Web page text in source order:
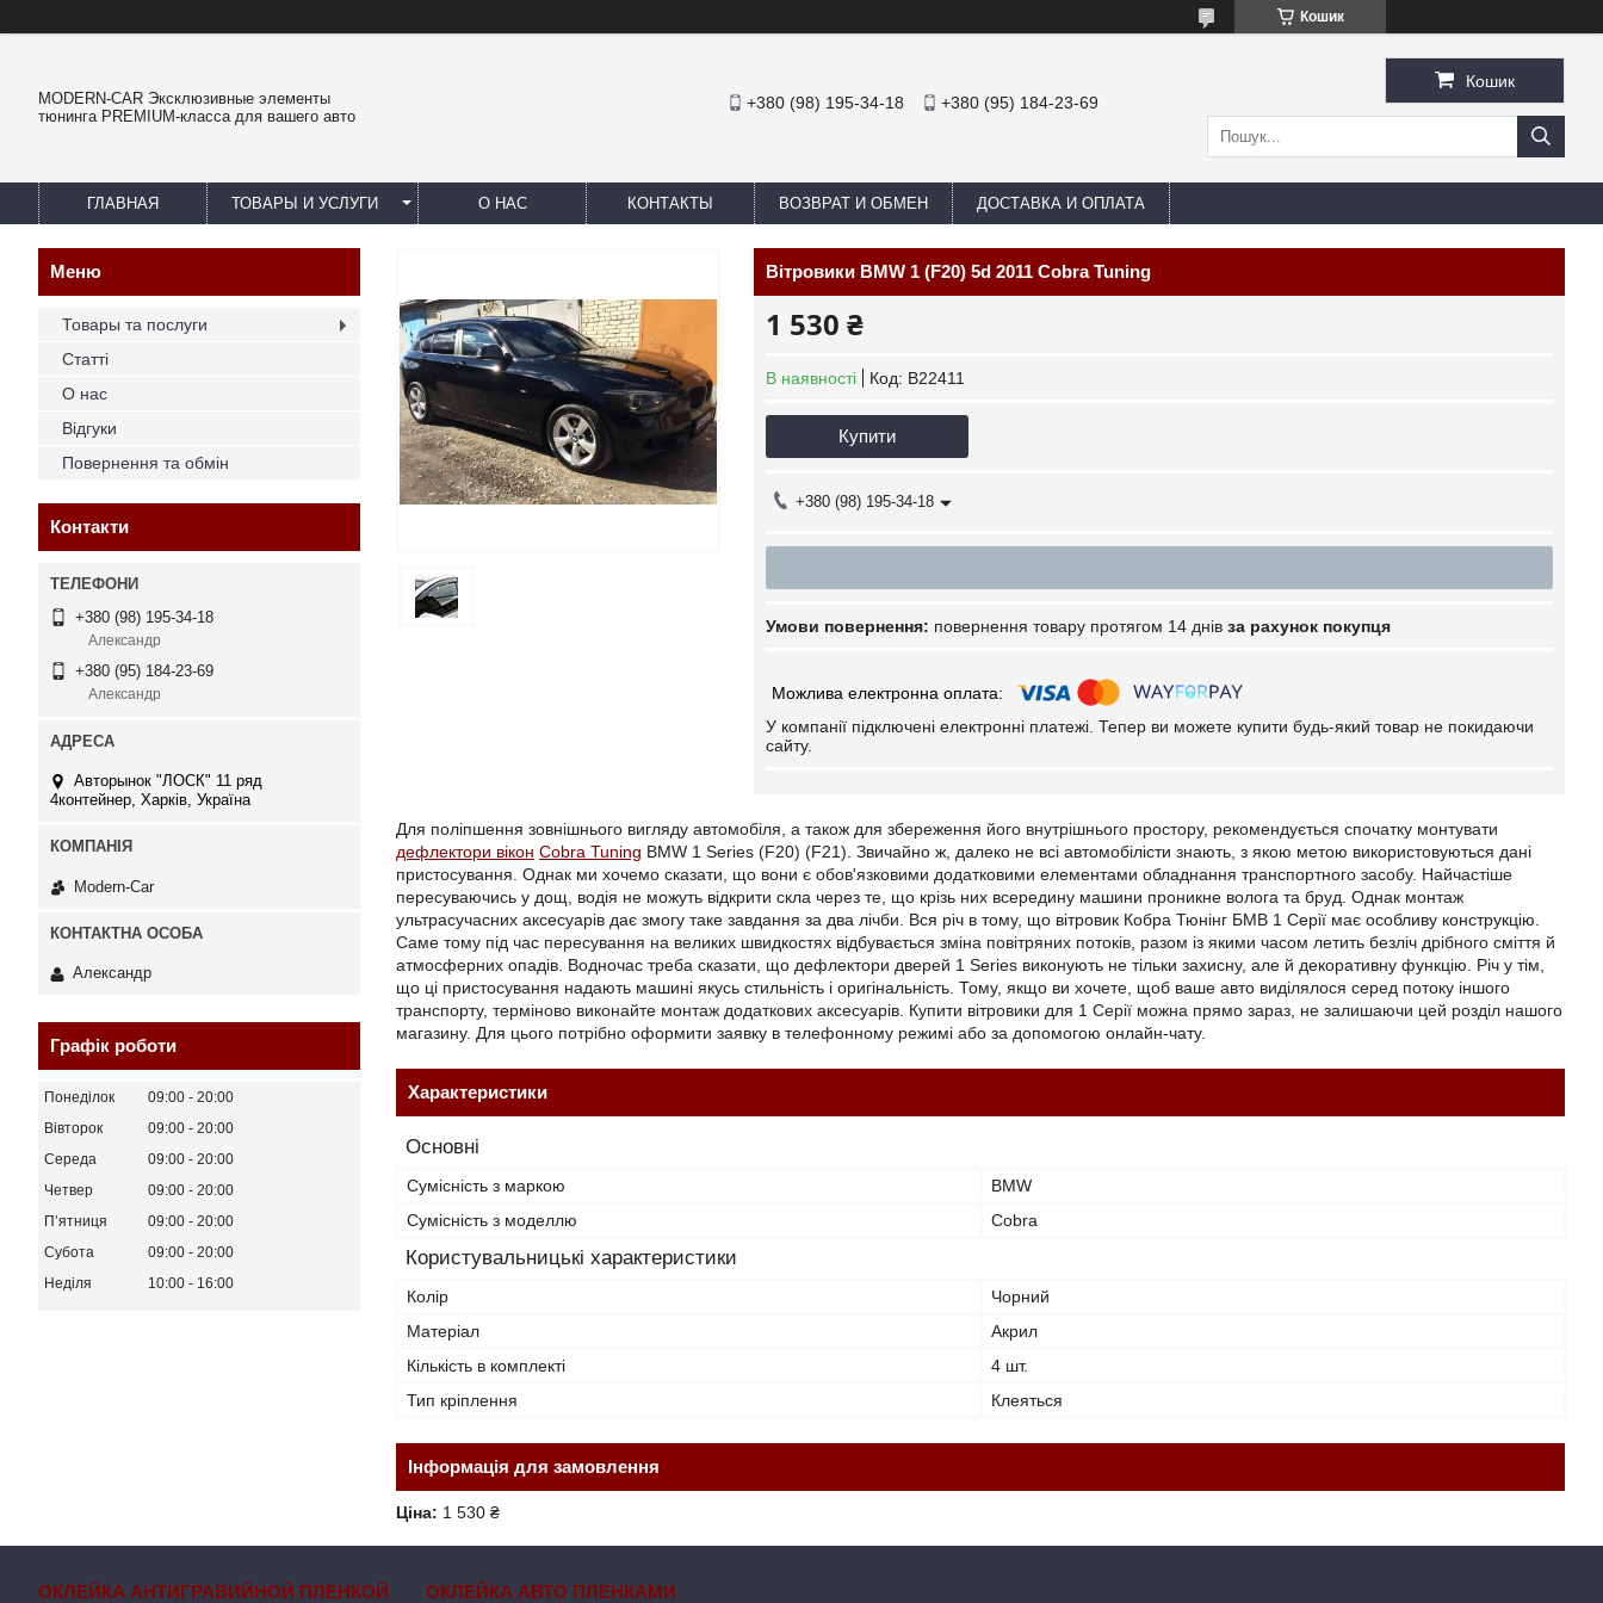
Кошик
MODERN-CAR Эксклюзивные элементы
тюнинга PREMIUM-класса для вашего авто
+380 (98) 195-34-18 +380 (95) 184-23-69
Кошик
ГЛАВНАЯ ТОВАРЫ И УСЛУГИ О НАС КОНТАКТЫ ВОЗВРАТ И ОБМЕН ДОСТАВКА И ОПЛАТА
Вітровики BMW 1 (F20) 5d 2011 Cobra Tuning
1 530 ₴
В наявності Код: B22411
Купити
+380 (98) 195-34-18
повернення товару протягом 14 днів за рахунок покупця
У компанії підключені електронні платежі. Тепер ви можете купити будь-який товар не покидаючи
сайту.
Для поліпшення зовнішнього вигляду автомобіля, а також для збереження його внутрішнього простору, рекомендується спочатку монтувати
дефлектори вікон Cobra Tuning BMW 1 Series (F20) (F21). Звичайно ж, далеко не всі автомобілісти знають, з якою метою використовуються дані
пристосування. Однак ми хочемо сказати, що вони є обов'язковими додатковими елементами обладнання транспортного засобу. Найчастіше
пересуваючись у дощ, водія не можуть відкрити скла через те, що крізь них всередину машини проникне волога та бруд. Однак монтаж
ультрасучасних аксесуарів дає змогу таке завдання за два лічби. Вся річ в тому, що вітровик Кобра Тюнінг БМВ 1 Серії має особливу конструкцію.
Саме тому під час пересування на великих швидкостях відбувається зміна повітряних потоків, разом із якими часом летить безліч дрібного сміття й
атмосферних опадів. Водночас треба сказати, що дефлектори дверей 1 Series виконують не тільки захисну, але й декоративну функцію. Річ у тім,
що ці пристосування надають машині якусь стильність і оригінальність. Тому, якщо ви хочете, щоб ваше авто виділялося серед потоку іншого
транспорту, терміново виконайте монтаж додаткових аксесуарів. Купити вітровики для 1 Серії можна прямо зараз, не залишаючи цей розділ нашого
магазину. Для цього потрібно оформити заявку в телефонному режимі або за допомогою онлайн-чату.
Характеристики
Основні
Сумісність з маркою
BMW
Сумісність з моделлю
Cobra
Користувальницькі характеристики
Колір
Чорний
Матеріал
Акрил
Кількість в комплекті
4 шт.
Тип кріплення
Клеяться
Інформація для замовлення
Ціна: 1 530 ₴
Товары та послуги
Статті
О нас
Відгуки
Повернення та обмін
Контакти
+380 (98) 195-34-18
Александр
+380 (95) 184-23-69
Александр
Авторынок "ЛОСК" 11 ряд
4контейнер, Харків, Україна
Modern-Car
Александр
Графік роботи
Понеділок 09:00
20:00
Вівторок
09:00
20:00
Середа
09:00
20:00
Четвер
09:00
20:00
Пʼятниця
09:00
20:00
Субота
09:00
20:00
Неділя
10:00 16:00
ОКЛЕЙКА АНТИГРАВИЙНОЙ ПЛЕНКОЙ
ОКЛЕЙКА АВТО ПЛЕНКАМИ